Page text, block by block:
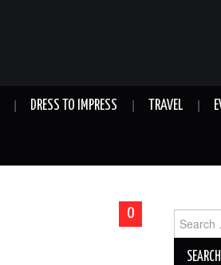
DRESS TO IMPRESS TRAVEL
0
for: